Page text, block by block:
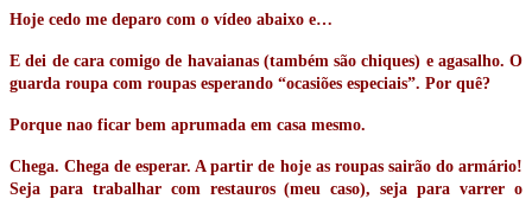
Hoje cedo me deparo com o vídeo abaixo e…
E dei de cara comigo de havaianas (também são chiques) e agasalho. O
guarda roupa com roupas esperando “ocasiões especiais”. Por quê?
Porque nao ficar bem aprumada em casa mesmo.
Chega. Chega de esperar. A partir de hoje as roupas sairão do armário!
Seja para trabalhar com restauros (meu caso), seja para varrer o